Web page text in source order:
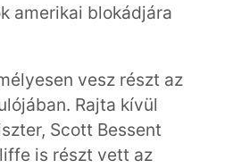
amerikai blokádjára
vesz részt az
Rajta kívül
Scott Bessent
is részt vett az